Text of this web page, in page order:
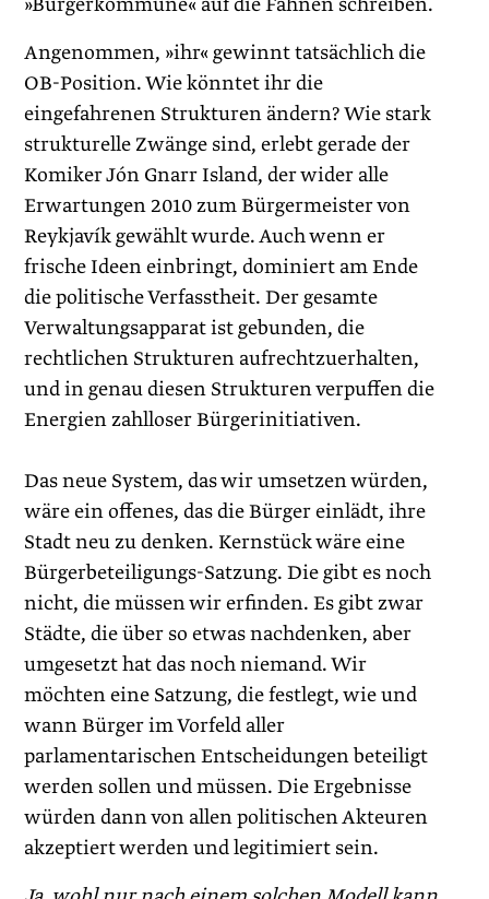
Angenommen, »ihr« gewinnt tatsächlich die
OB-Position. Wie könntet ihr die
eingefahrenen Strukturen ändern? Wie stark
strukturelle Zwänge sind, erlebt gerade der
Komiker Jón Gnarr Island, der wider alle
Erwartungen 2010 zum Bürgermeister von
Reykjavík gewählt wurde. Auch wenn er
frische Ideen einbringt, dominiert am Ende
die politische Verfasstheit. Der gesamte
Verwaltungsapparat ist gebunden, die
rechtlichen Strukturen aufrechtzuerhalten,
und in genau diesen Strukturen verpuffen die
Energien zahlloser Bürgerinitiativen.
Das neue System, das wir umsetzen würden,
wäre ein offenes, das die Bürger einlädt, ihre
Stadt neu zu denken. Kernstück wäre eine
Bürgerbeteiligungs-Satzung. Die gibt es noch
nicht, die müssen wir erfinden. Es gibt zwar
Städte, die über so etwas nachdenken, aber
umgesetzt hat das noch niemand. Wir
möchten eine Satzung, die festlegt, wie und
wann Bürger im Vorfeld aller
parlamentarischen Entscheidungen beteiligt
werden sollen und müssen. Die Ergebnisse
würden dann von allen politischen Akteuren
akzeptiert werden und legitimiert sein.